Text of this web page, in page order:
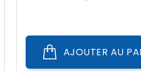
AJOUTER AU